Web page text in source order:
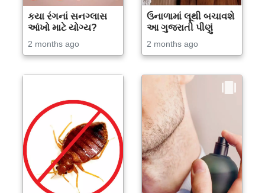
કયા રંગનાં સનગ્લાસ
આંખો માટે યોગ્ય?
2 months ago
ઉનાળામાં લૂથી બચાવશે
આ ગુજરાતી પીણું
2 months ago